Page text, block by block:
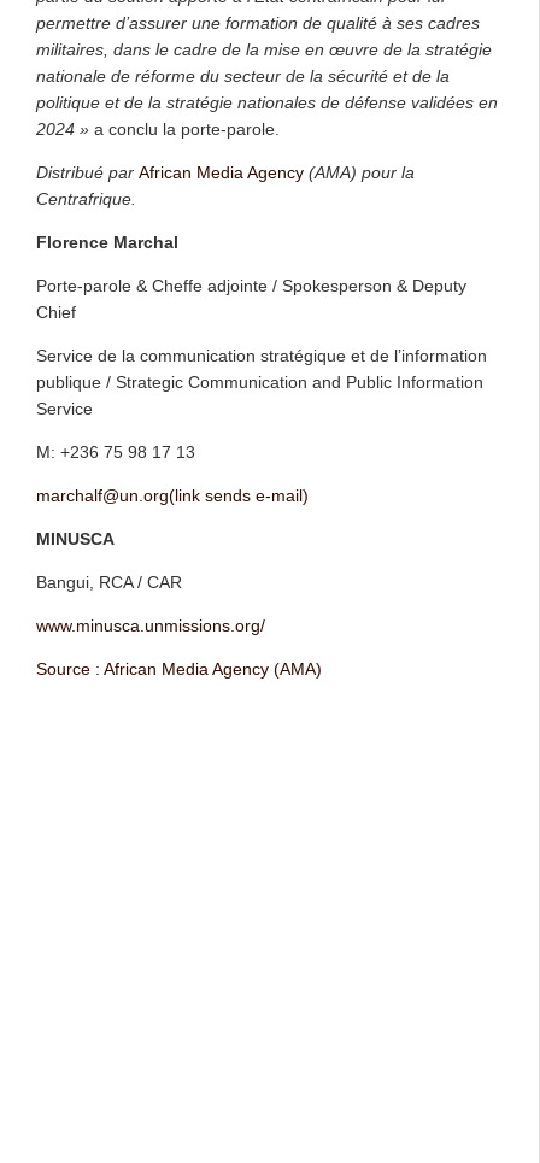
permettre d’assurer une formation de qualité à ses cadres
militaires, dans le cadre de la mise en œuvre de la stratégie
nationale de réforme du secteur de la sécurité et de la
politique et de la stratégie nationales de défense validées en
2024 » a conclu la porte-parole.
Distribué par African Media Agency (AMA) pour la
Centrafrique.
Florence Marchal
Porte-parole & Cheffe adjointe / Spokesperson & Deputy
Chief
Service de la communication stratégique et de l’information
publique / Strategic Communication and Public Information
Service
M: +236 75 98 17 13
marchalf@un.org(link sends e-mail)
MINUSCA
Bangui, RCA / CAR
www.minusca.unmissions.org/
Source : African Media Agency (AMA)